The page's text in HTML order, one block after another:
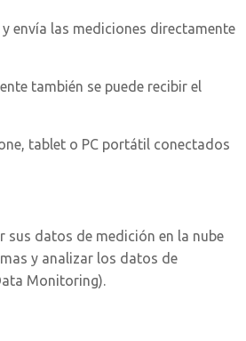
envía las mediciones directamente
también se puede recibir el
tablet o PC portátil conectados
sus datos de medición en la nube
y analizar los datos de
Monitoring).